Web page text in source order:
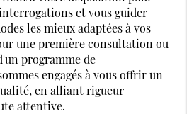
et vous guider
les mieux adaptées à vos
une première consultation ou
programme de
engagés à vous offrir un
en alliant rigueur
attentive.